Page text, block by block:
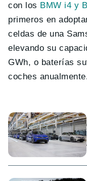
con los BMW i4 y
primeros en
celdas de una
elevando su
GWh, o baterías
coches